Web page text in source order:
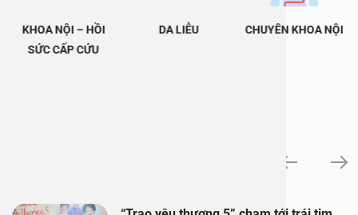
KHOA NỘI – HỒI
SỨC CẤP CỨU
DA LIỄU CHUYÊN KHOA NỘI